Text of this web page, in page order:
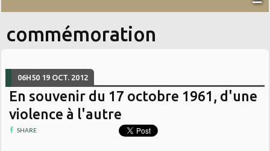
commémoration
06H50 19 OCT. 2012
En souvenir du 17 octobre 1961, d'une
violence à l'autre
SHARE